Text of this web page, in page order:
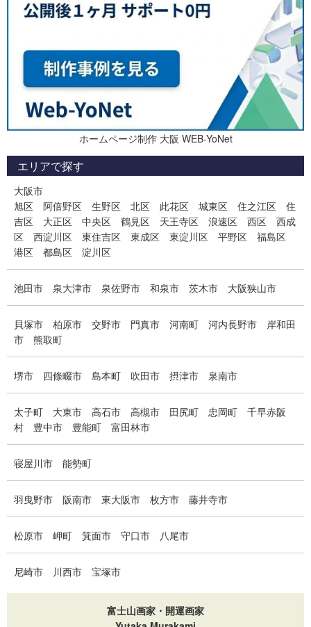
ホームページ制作 大阪 WEB-YoNet
エリアで探す
大阪市
旭区
阿倍野区 生野区 北区 此花区 城東区 住之江区
住
吉区
大正区 中央区 鶴見区 天王寺区 浪速区 西区
西成
区
西淀川区 東住吉区 東成区 東淀川区 平野区
福島区
港区
都島区 淀川区
池田市 泉大津市 泉佐野市 和泉市 茨木市 大阪狭山市
貝塚市 柏原市 交野市 門真市 河南町 河内長野市
岸和田
市
熊取町
堺市 四條畷市 島本町 吹田市 摂津市 泉南市
太子町 大東市 高石市 高槻市 田尻町 忠岡町
千早赤阪
村
豊中市 豊能町 富田林市
寝屋川市 能勢町
羽曳野市 阪南市 東大阪市 枚方市 藤井寺市
松原市 岬町 箕面市 守口市 八尾市
尼崎市 川西市 宝塚市
富士山画家・開運画家